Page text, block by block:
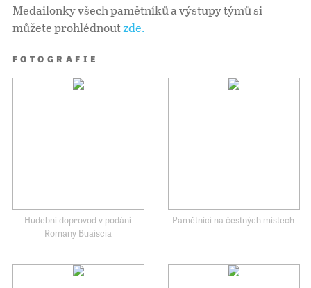
Medailonky všech pamětníků a výstupy týmů si
můžete prohlédnoutzde.
FOTOGRAFIE
Hudební doprovod v podání
Romany Buaiscia
Pamětníci na čestných místech